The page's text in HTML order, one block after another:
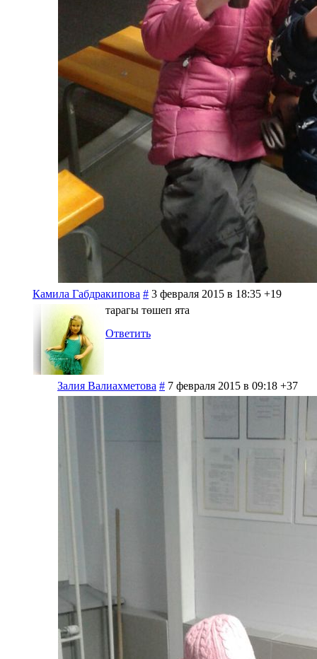
Камила Габдракипова # 3 февраля 2015 в 18:35 +19
тарагы төшеп ята
Ответить
Залия Валиахметова # 7 февраля 2015 в 09:18 +37